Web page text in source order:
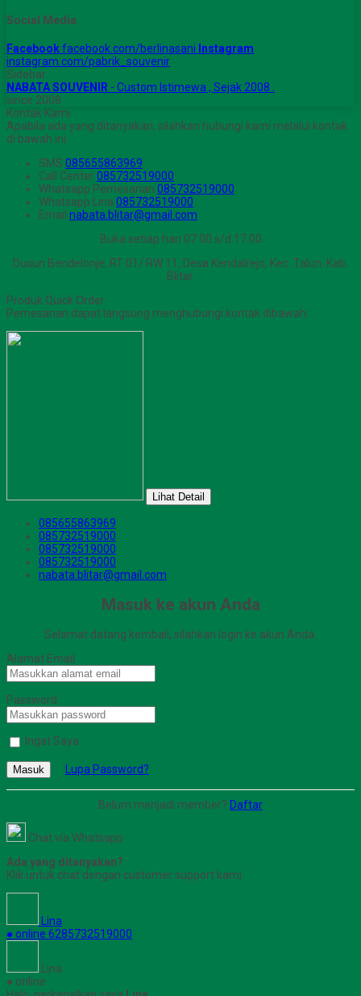
Social Media
Facebookfacebook.com/berlinasani Instagram
instagram.com/pabrik_souvenir
Sidebar
NABATA SOUVENIR - Custom Istimewa , Sejak 2008 .
since 2008
Kontak Kami
Apabila ada yang ditanyakan, silahkan hubungi kami melalui kontak
di bawah ini.
SMS 085655863969
Call Center085732519000
Whatsapp Pemesanan 085732519000
Whatsapp Lina 085732519000
Email nabata.blitar@gmail.com
Buka setiap hari 07.00 s/d 17.00
Dusun Bendelonje, RT 01/ RW 11, Desa Kendalrejo, Kec. Talun. Kab.
Blitar.
Produk Quick Order
Pemesanan dapat langsung menghubungi kontak dibawah:
Lihat Detail
085655863969
085732519000
085732519000
085732519000
nabata.blitar@gmail.com
Masuk ke akun Anda
Selamat datang kembali, silahkan login ke akun Anda.
Alamat Email
Password
Ingat Saya
Masuk Lupa Password?
Belum menjadi member? Daftar
Chat via Whatsapp
Ada yang ditanyakan?
Klik untuk chat dengan customer support kami
Lina
● online 6285732519000
Lina
● online